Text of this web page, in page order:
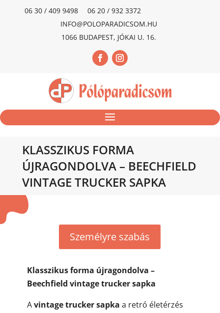
06 30 / 409 9498
06 20 / 932 3372
INFO@POLOPARADICSOM.HU
1066 BUDAPEST, JÓKAI U. 16.
KLASSZIKUS FORMA
ÚJRAGONDOLVA – BEECHFIELD
VINTAGE TRUCKER SAPKA
Személyre szabás
Klasszikus forma újragondolva –
Beechfield vintage trucker sapka
Avintage trucker sapka a retró életérzés